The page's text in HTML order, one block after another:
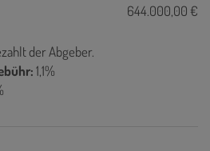
644.000,00 €
der Abgeber.
1,1%